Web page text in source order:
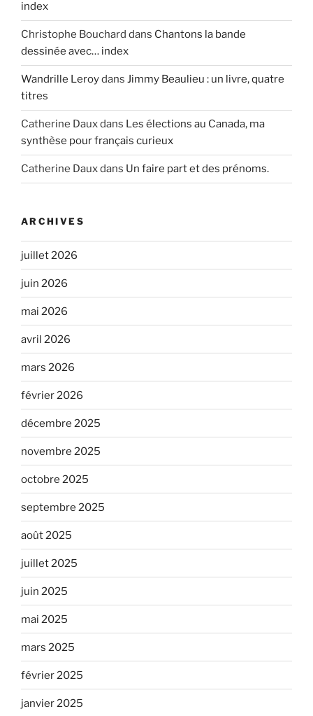
index
Christophe Bouchard dans Chantons la bande
dessinée avec… index
Wandrille Leroydans Jimmy Beaulieu : un livre, quatre
titres
Catherine Dauxdans Les élections au Canada, ma
synthèse pour français curieux
Catherine Dauxdans Un faire part et des prénoms.
ARCHIVES
juillet 2026
juin 2026
mai 2026
avril 2026
mars 2026
février 2026
décembre 2025
novembre 2025
octobre 2025
septembre 2025
août 2025
juillet 2025
juin 2025
mai 2025
mars 2025
février 2025
janvier 2025